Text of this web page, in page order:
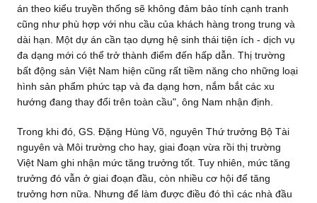
án theo kiểu truyền thống sẽ không đảm bảo tính cạnh tranh
cũng như phù hợp với nhu cầu của khách hàng trong trung và
dài hạn. Một dự án cần tạo dựng hệ sinh thái tiện ích - dịch vụ
đa dạng mới có thể trở thành điểm đến hấp dẫn. Thị trường
bất động sản Việt Nam hiện cũng rất tiềm năng cho những loại
hình sản phẩm phức tạp và đa dạng hơn, nắm bắt các xu
hướng đang thay đổi trên toàn cầu", ông Nam nhận định.
Trong khi đó, GS. Đặng Hùng Võ, nguyên Thứ trưởng Bộ Tài
nguyên và Môi trường cho hay, giai đoạn vừa rồi thị trường
Việt Nam ghi nhận mức tăng trưởng tốt. Tuy nhiên, mức tăng
trưởng đó vẫn ở giai đoạn đầu, còn nhiều cơ hội để tăng
trưởng hơn nữa. Nhưng để làm được điều đó thì các nhà đầu